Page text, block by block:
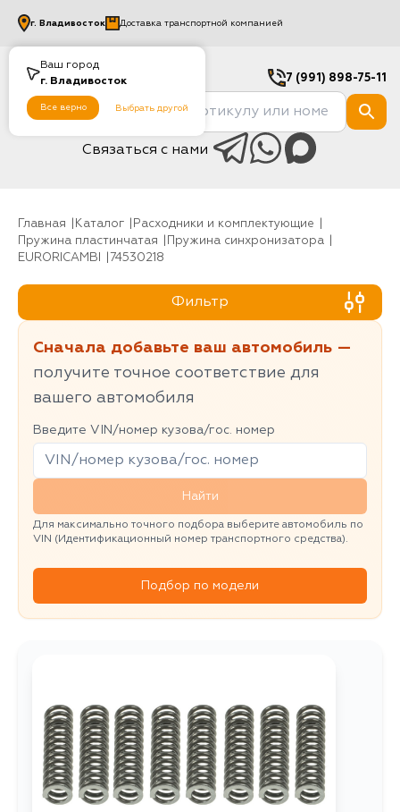
Ваш город
г. Владивосток
Все верно Выбрать другой
г. Владивосток Доставка транспортной компанией
7 (991) 898-75-11
Связаться с нами
Главная Каталог
Расходники и комплектующие
Пружина пластинчатая
Пружина синхронизатора
EURORICAMBI
74530218
Фильтр
Сначала добавьте ваш автомобиль —
получите точное соответствие для
вашего автомобиля
Введите VIN/номер кузова/гос. номер
Найти
Для максимально точного подбора выберите автомобиль по
VIN (Идентификационный номер транспортного средства).
Подбор по модели